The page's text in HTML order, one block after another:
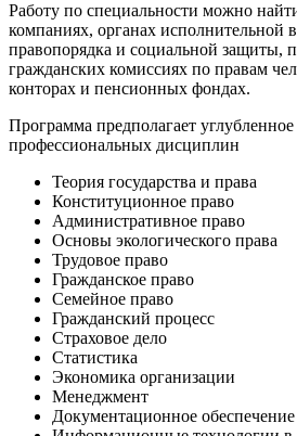
Работу по специальности можно
компаниях, органах исполнительной
правопорядка и социальной защиты,
гражданских комиссиях по правам
конторах и пенсионных фондах.
Программа предполагает
профессиональных дисциплин
Теория государства и права
Конституционное право
Административное право
Основы экологического права
Трудовое право
Гражданское право
Семейное право
Гражданский процесс
Страховое дело
Статистика
Экономика организации
Менеджмент
Документационное